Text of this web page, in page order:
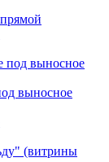
под выносное
выносное
(витрины